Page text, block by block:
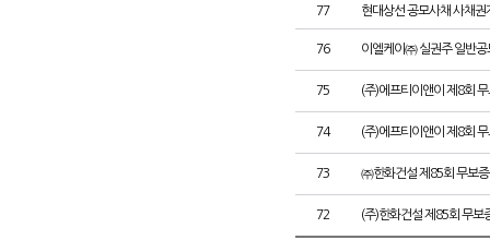
77 현대상선 공모사채 사채권
76 이엘케이㈜ 실권주 일반공
75 (주)에프티이앤이 제8회
74 (주)에프티이앤이 제8회
73 ㈜한화건설 제85회 무보
72 (주)한화건설 제85회 무보